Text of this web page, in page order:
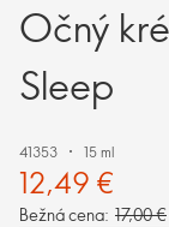
Očný
Sleep
41353 15 ml
12,49 €
Bežná cena: 17,00 €